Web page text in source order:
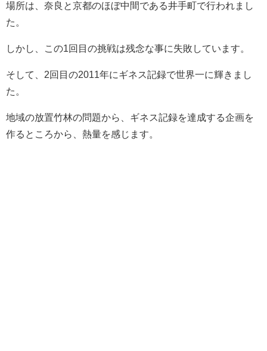
場所は、奈良と京都のほぼ中間である井手町で行われまし
た。
しかし、この1回目の挑戦は残念な事に失敗しています。
そして、2回目の2011年にギネス記録で世界一に輝きまし
た。
地域の放置竹林の問題から、ギネス記録を達成する企画を
作るところから、熱量を感じます。